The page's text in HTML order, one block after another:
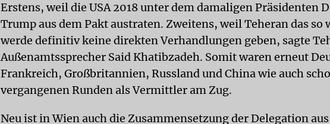
Erstens, weil die USA 2018 unter dem damaligen Präsidenten
Trump aus dem Pakt austraten. Zweitens, weil Teheran das so
werde definitiv keine direkten Verhandlungen geben, sagte
Außenamtssprecher Said Khatibzadeh. Somit waren erneut
Frankreich, Großbritannien, Russland und China wie auch
vergangenen Runden als Vermittler am Zug.
Neu ist in Wien auch die Zusammensetzung der Delegation